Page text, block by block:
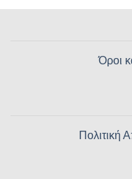
Όροι
Πολιτική